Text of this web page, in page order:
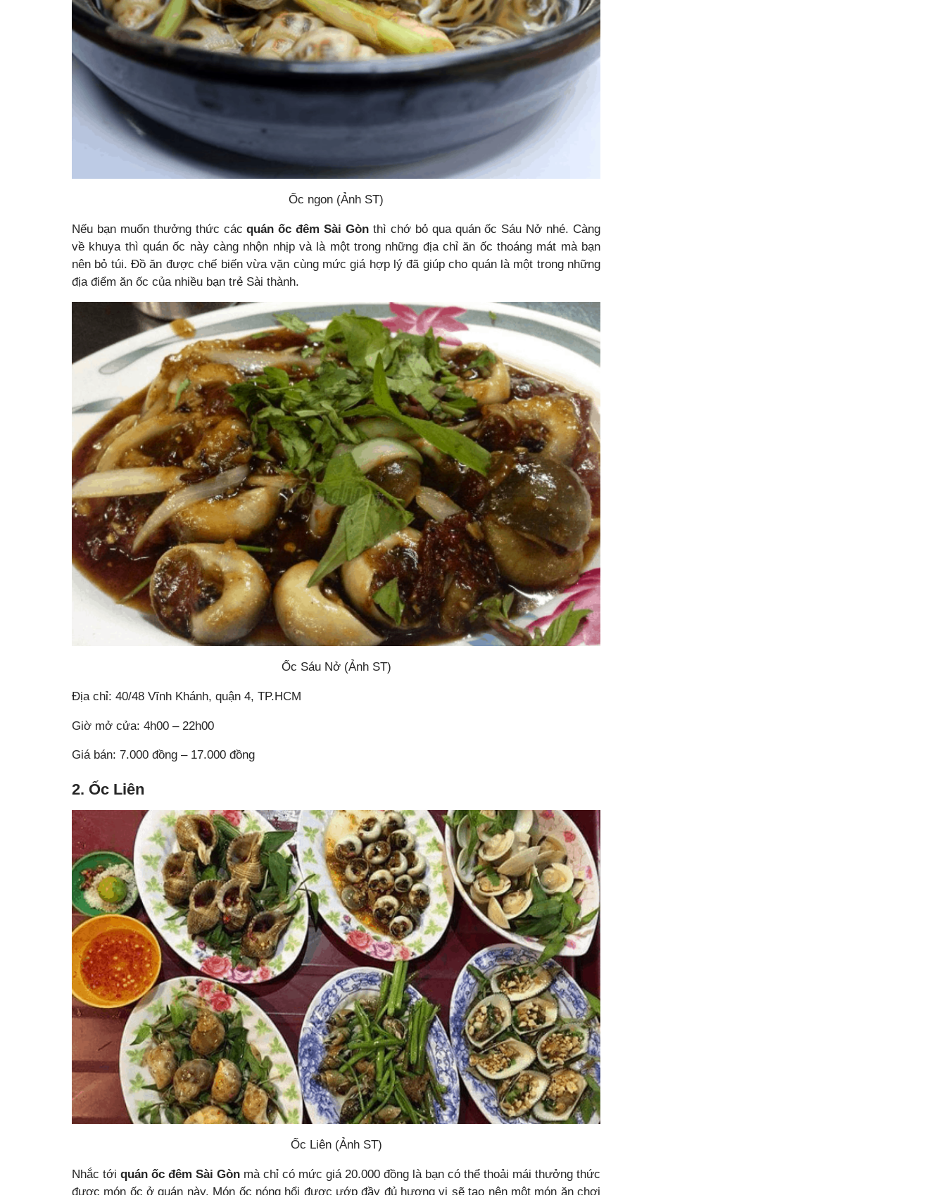
Ốc ngon (Ảnh ST)
Nếu bạn muốn thưởng thức các quán ốc đêm Sài Gòn thì chớ bỏ qua quán ốc Sáu Nở nhé. Càng
về khuya thì quán ốc này càng nhộn nhịp và là một trong những địa chỉ ăn ốc thoáng mát mà bạn
nên bỏ túi. Đồ ăn được chế biến vừa vặn cùng mức giá hợp lý đã giúp cho quán là một trong những
địa điểm ăn ốc của nhiều bạn trẻ Sài thành.
Ốc Sáu Nở (Ảnh ST)
Địa chỉ: 40/48 Vĩnh Khánh, quận 4, TP.HCM
Giờ mở cửa: 4h00 – 22h00
Giá bán: 7.000 đồng – 17.000 đồng
2. Ốc Liên
Ốc Liên (Ảnh ST)
Nhắc tớiquán ốc đêm Sài Gòn mà chỉ có mức giá 20.000 đồng là bạn có thể thoải mái thưởng thức
được món ốc ở quán này. Món ốc nóng hổi được ướp đầy đủ hương vị sẽ tạo nên một món ăn chơi